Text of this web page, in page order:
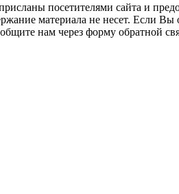
посетителями сайта и
материала не несет. Если
нам через форму обратной